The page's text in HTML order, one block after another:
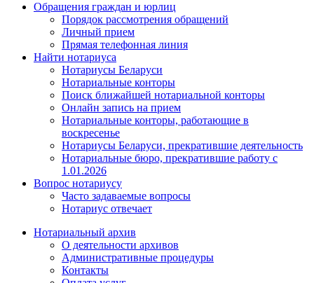
Обращения граждан и юрлиц
Порядок рассмотрения обращений
Личный прием
Прямая телефонная линия
Найти нотариуса
Нотариусы Беларуси
Нотариальные конторы
Поиск ближайшей нотариальной конторы
Онлайн запись на прием
Нотариальные конторы, работающие в
воскресенье
Нотариусы Беларуси, прекратившие деятельность
Нотариальные бюро, прекратившие работу с
1.01.2026
Вопрос нотариусу
Часто задаваемые вопросы
Нотариус отвечает
Нотариальный архив
О деятельности архивов
Административные процедуры
Контакты